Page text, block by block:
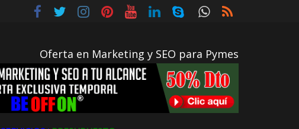
Oferta en Marketing y SEO para Pymes